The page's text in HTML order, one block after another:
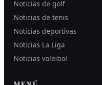
Noticias de golf
Noticias de tenis
Noticias deportivas
Noticias La Liga
Noticias voleibol